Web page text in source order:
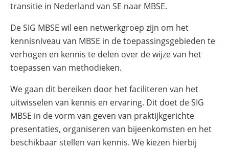
transitie in Nederland van SE naar MBSE.
De SIG MBSE wil een netwerkgroep zijn om het
kennisniveau van MBSE in de toepassingsgebieden te
verhogen en kennis te delen over de wijze van het
toepassen van methodieken.
We gaan dit bereiken door het faciliteren van het
uitwisselen van kennis en ervaring. Dit doet de SIG
MBSE in de vorm van geven van praktijkgerichte
presentaties, organiseren van bijeenkomsten en het
beschikbaar stellen van kennis. We kiezen hierbij